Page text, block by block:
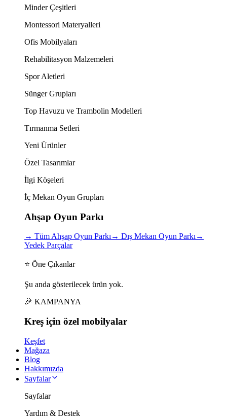
Minder Çeşitleri
Montessori Materyalleri
Ofis Mobilyaları
Rehabilitasyon Malzemeleri
Spor Aletleri
Sünger Grupları
Top Havuzu ve Trambolin Modelleri
Tırmanma Setleri
Yeni Ürünler
Özel Tasarımlar
İlgi Köşeleri
İç Mekan Oyun Grupları
Ahşap Oyun Parkı
→ Tüm Ahşap Oyun Parkı→ Dış Mekan Oyun Parkı→
Yedek Parçalar
⭐ Öne Çıkanlar
Şu anda gösterilecek ürün yok.
🎉 KAMPANYA
Kreş için özel mobilyalar
Keşfet
Mağaza
Blog
Hakkımızda
Sayfalar
Sayfalar
Yardım & Destek